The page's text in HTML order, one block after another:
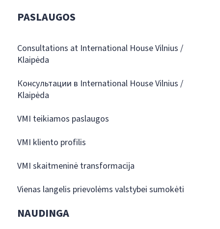
PASLAUGOS
Consultations at International House Vilnius /
Klaipėda
Консультации в International House Vilnius /
Klaipėda
VMI teikiamos paslaugos
VMI kliento profilis
VMI skaitmeninė transformacija
Vienas langelis prievolėms valstybei sumokėti
NAUDINGA